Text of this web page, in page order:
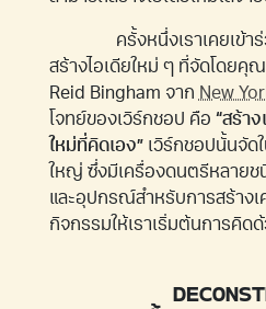
ครั้งหนึ่งเราเคยเข้า
สร้างไอเดียใหม่ ๆ ที่จัดโดยคุ
Reid Bingham จากNew
โจทย์ของเวิร์กชอป คือ “สร้า
ใหม่ที่คิดเอง”เวิร์กชอปนั้นจัด
ใหญ่ ซึ่งมีเครื่องดนตรีหลายช
และอุปกรณ์สำหรับการสร้าง
กิจกรรมให้เราเริ่มต้นการคิด